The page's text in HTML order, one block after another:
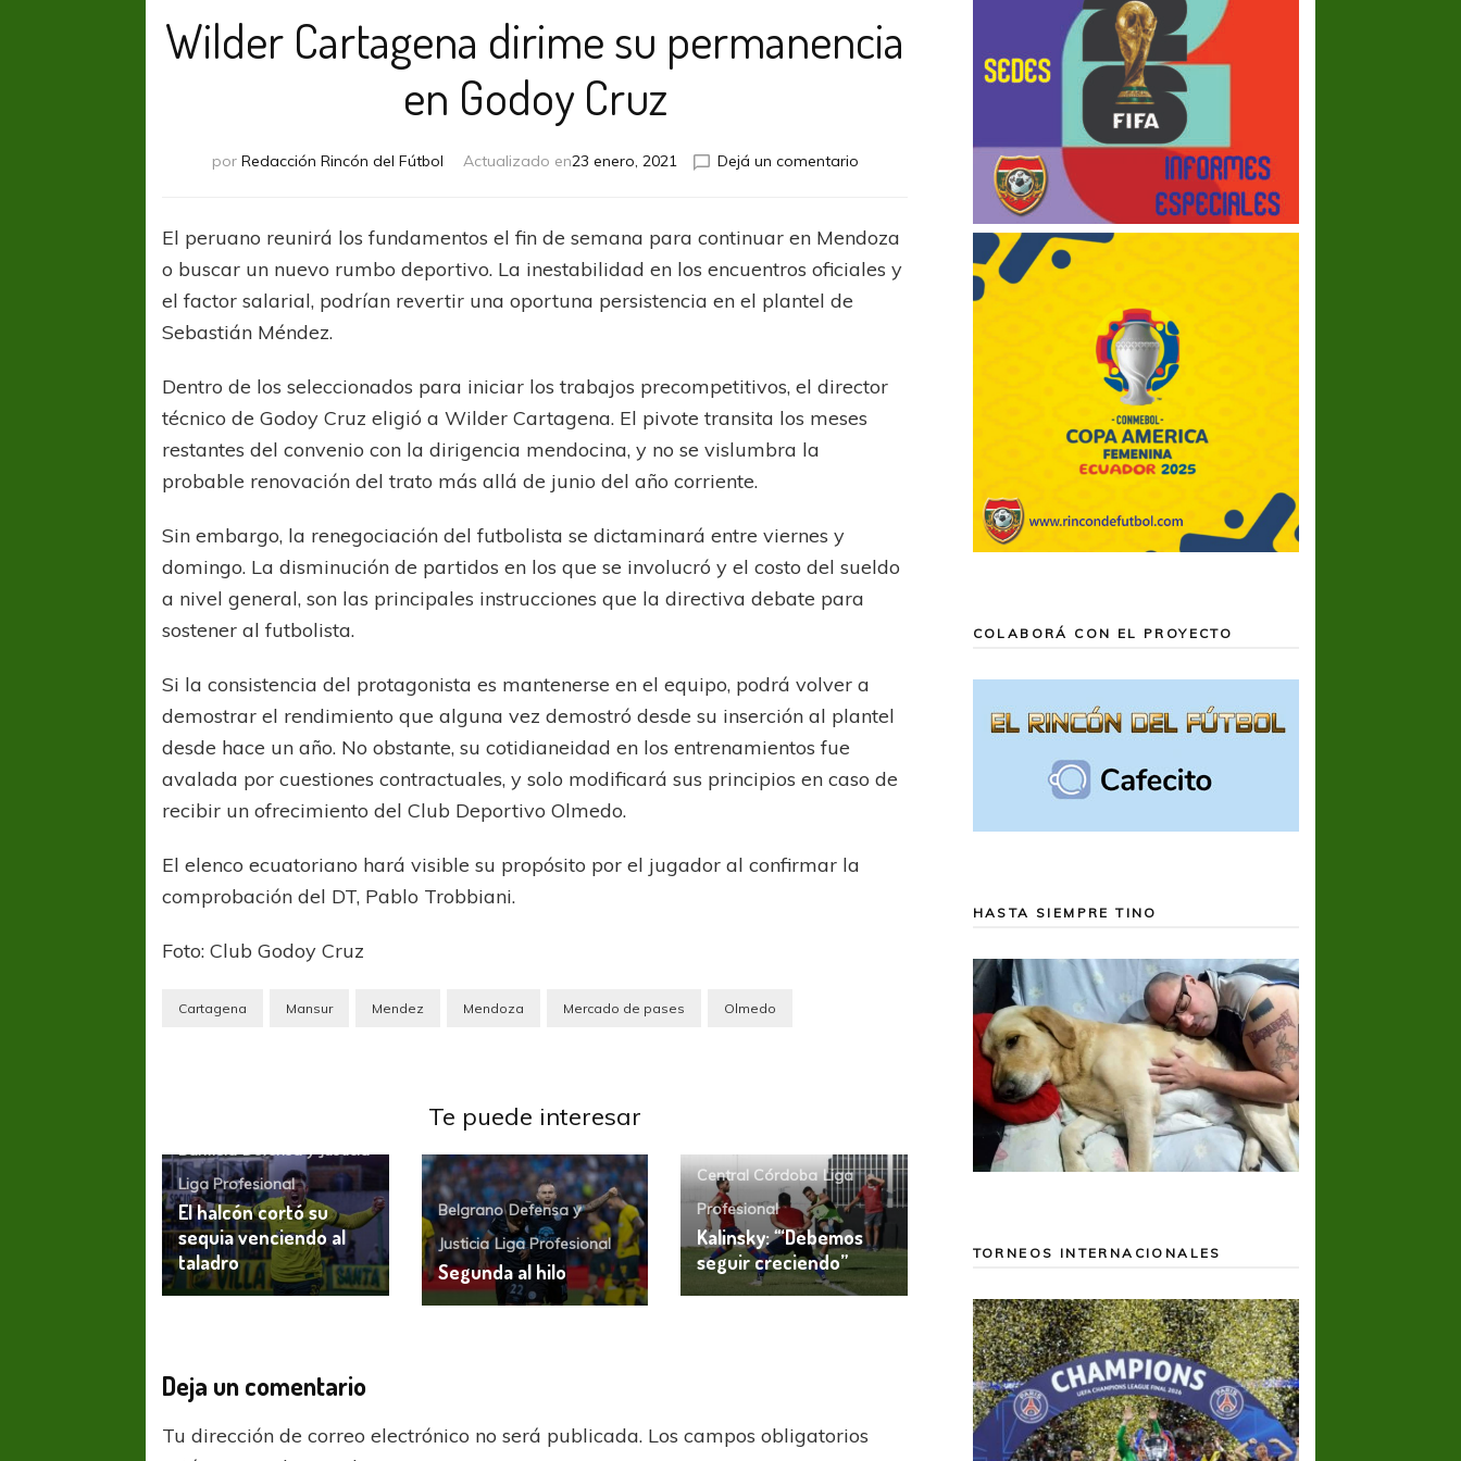
Wilder Cartagena dirime su permanencia
en Godoy Cruz
por Redacción Rincón del Fútbol Actualizado en23 enero, 2021 Dejá un comentarioen
dirime
su
permanencia
El peruano reunirá los fundamentos el fin de semana para continuar en Mendoza
o buscar un nuevo rumbo deportivo. La inestabilidad en los encuentros oficiales y
el factor salarial, podrían revertir una oportuna persistencia en el plantel de
Sebastián Méndez.
Dentro de los seleccionados para iniciar los trabajos precompetitivos, el director
técnico de Godoy Cruz eligió a Wilder Cartagena. El pivote transita los meses
restantes del convenio con la dirigencia mendocina, y no se vislumbra la
probable renovación del trato más allá de junio del año corriente.
Sin embargo, la renegociación del futbolista se dictaminará entre viernes y
domingo. La disminución de partidos en los que se involucró y el costo del sueldo
a nivel general, son las principales instrucciones que la directiva debate para
sostener al futbolista.
Si la consistencia del protagonista es mantenerse en el equipo, podrá volver a
demostrar el rendimiento que alguna vez demostró desde su inserción al plantel
desde hace un año. No obstante, su cotidianeidad en los entrenamientos fue
avalada por cuestiones contractuales, y solo modificará sus principios en caso de
recibir un ofrecimiento del Club Deportivo Olmedo.
El elenco ecuatoriano hará visible su propósito por el jugador al confirmar la
comprobación del DT, Pablo Trobbiani.
Foto: Club Godoy Cruz
Cartagena Mansur Mendez Mendoza Mercado de pases Olmedo
Te puede interesar
Banfield Defensa y Justicia
Liga Profesional
El halcón cortó su
sequia venciendo al
taladro
Belgrano Defensa y
Justicia Liga Profesional
Segunda al hilo
Central Córdoba Liga
Profesional
Kalinsky: ‘“Debemos
seguir creciendo”
Deja un comentario
Tu dirección de correo electrónico no será publicada. Los campos obligatorios
COLABORÁ CON EL PROYECTO
HASTA SIEMPRE TINO
TORNEOS INTERNACIONALES